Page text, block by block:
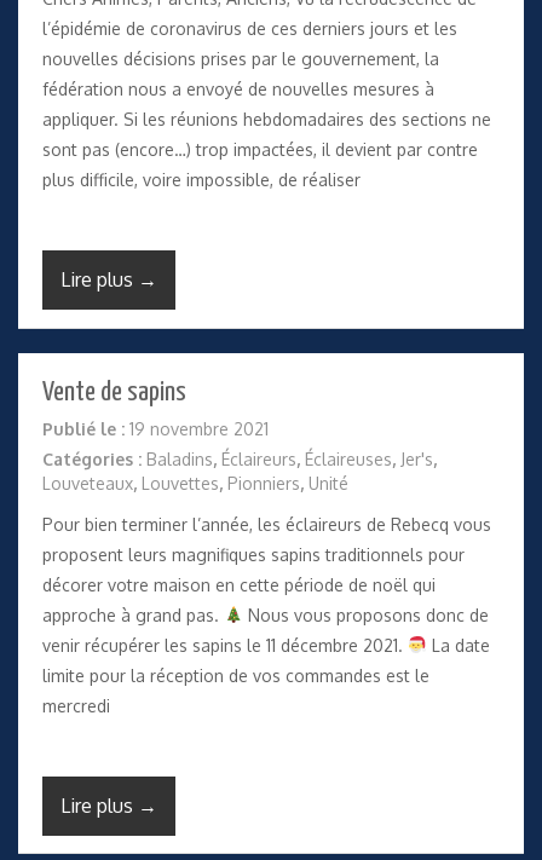
l’épidémie de coronavirus de ces derniers jours et les
nouvelles décisions prises par le gouvernement, la
fédération nous a envoyé de nouvelles mesures à
appliquer. Si les réunions hebdomadaires des sections ne
sont pas (encore…) trop impactées, il devient par contre
plus difficile, voire impossible, de réaliser
Lire plus →
Vente de sapins
Publié le : 19 novembre 2021
Catégories : Baladins, Éclaireurs, Éclaireuses, Jer's,
Louveteaux, Louvettes, Pionniers, Unité
Pour bien terminer l’année, les éclaireurs de Rebecq vous
proposent leurs magnifiques sapins traditionnels pour
décorer votre maison en cette période de noël qui
approche à grand pas.
Nous vous proposons donc de
venir récupérer les sapins le 11 décembre 2021.
La date
limite pour la réception de vos commandes est le
mercredi
Lire plus →